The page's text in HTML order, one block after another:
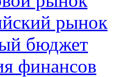
рынок
бюджет
финансов